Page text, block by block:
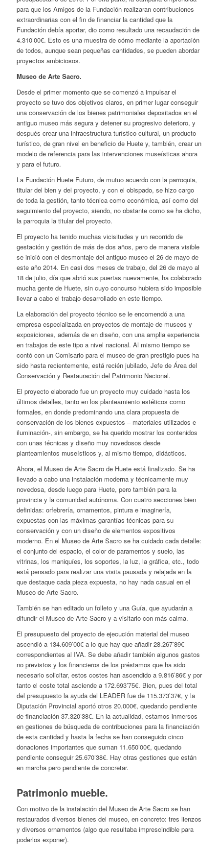
para que los Amigos de la Fundación realizaran contribuciones
extraordinarias con el fin de financiar la cantidad que la
Fundación debía aportar, dio como resultado una recaudación de
4.310’00€. Esto es una muestra de cómo mediante la aportación
de todos, aunque sean pequeñas cantidades, se pueden abordar
proyectos ambiciosos.
Museo de Arte Sacro.
Desde el primer momento que se comenzó a impulsar el
proyecto se tuvo dos objetivos claros, en primer lugar conseguir
una conservación de los bienes patrimoniales depositados en el
antiguo museo más segura y detener su progresivo deterioro, y
después crear una infraestructura turístico cultural, un producto
turístico, de gran nivel en beneficio de Huete y, también, crear un
modelo de referencia para las intervenciones museísticas ahora
y para el futuro.
La Fundación Huete Futuro, de mutuo acuerdo con la parroquia,
titular del bien y del proyecto, y con el obispado, se hizo cargo
de toda la gestión, tanto técnica como económica, así como del
seguimiento del proyecto, siendo, no obstante como se ha dicho,
la parroquia la titular del proyecto.
El proyecto ha tenido muchas vicisitudes y un recorrido de
gestación y gestión de más de dos años, pero de manera visible
se inició con el desmontaje del antiguo museo el 26 de mayo de
este año 2014. En casi dos meses de trabajo, del 26 de mayo al
18 de julio, día que abrió sus puertas nuevamente, ha colaborado
mucha gente de Huete, sin cuyo concurso hubiera sido imposible
llevar a cabo el trabajo desarrollado en este tiempo.
La elaboración del proyecto técnico se le encomendó a una
empresa especializada en proyectos de montaje de museos y
exposiciones, además de en diseño, con una amplia experiencia
en trabajos de este tipo a nivel nacional. Al mismo tiempo se
contó con un Comisario para el museo de gran prestigio pues ha
sido hasta recientemente, está recién jubilado, Jefe de Área del
Conservación y Restauración del Patrimonio Nacional.
El proyecto elaborado fue un proyecto muy cuidado hasta los
últimos detalles, tanto en los planteamiento estéticos como
formales, en donde predominando una clara propuesta de
conservación de los bienes expuestos – materiales utilizados e
iluminación-, sin embargo, se ha querido mostrar los contenidos
con unas técnicas y diseño muy novedosos desde
planteamientos museísticos y, al mismo tiempo, didácticos.
Ahora, el Museo de Arte Sacro de Huete está finalizado. Se ha
llevado a cabo una instalación moderna y técnicamente muy
novedosa, desde luego para Huete, pero también para la
provincia y la comunidad autónoma. Con cuatro secciones bien
definidas: orfebrería, ornamentos, pintura e imaginería,
expuestas con las máximas garantías técnicas para su
conservación y con un diseño de elementos expositivos
moderno. En el Museo de Arte Sacro se ha cuidado cada detalle:
el conjunto del espacio, el color de paramentos y suelo, las
vitrinas, los maniquíes, los soportes, la luz, la gráfica, etc., todo
está pensado para realizar una visita pausada y relajada en la
que destaque cada pieza expuesta, no hay nada casual en el
Museo de Arte Sacro.
También se han editado un folleto y una Guía, que ayudarán a
difundir el Museo de Arte Sacro y a visitarlo con más calma.
El presupuesto del proyecto de ejecución material del museo
ascendió a 134.609’00€ a lo que hay que añadir 28.267’89€
correspondientes al IVA. Se debe añadir también algunos gastos
no previstos y los financieros de los préstamos que ha sido
necesario solicitar, estos costes han ascendido a 9.816’86€ y por
tanto el coste total asciende a 172.693’75€. Bien, pues del total
del presupuesto la ayuda del LEADER fue de 115.373’37€, y la
Diputación Provincial aportó otros 20.000€, quedando pendiente
de financiación 37.320’38€. En la actualidad, estamos inmersos
en gestiones de búsqueda de contribuciones para la financiación
de esta cantidad y hasta la fecha se han conseguido cinco
donaciones importantes que suman 11.650’00€, quedando
pendiente conseguir 25.670’38€. Hay otras gestiones que están
en marcha pero pendiente de concretar.
Patrimonio mueble.
Con motivo de la instalación del Museo de Arte Sacro se han
restaurados diversos bienes del museo, en concreto: tres lienzos
y diversos ornamentos (algo que resultaba imprescindible para
poderlos exponer).